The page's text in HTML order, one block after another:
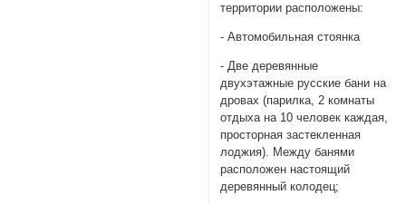
территории расположены:
- Автомобильная стоянка
- Две деревянные
двухэтажные русские бани на
дровах (парилка, 2 комнаты
отдыха на 10 человек каждая,
просторная застекленная
лоджия). Между банями
расположен настоящий
деревянный колодец;